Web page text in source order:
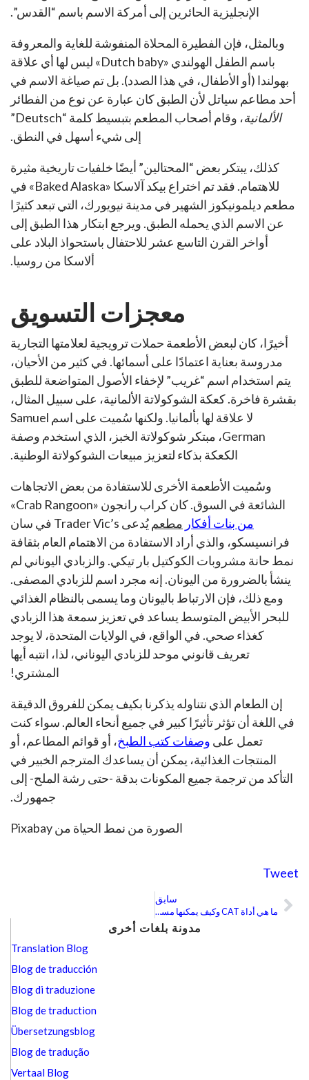
مدونة بلغات أخرى
Translation Blog
Blog de traducción
Blog di traduzione
Blog de traduction
Übersetzungsblog
Blog de tradução
Vertaal Blog
الإنجليزية الحائرين إلى أمركة الاسم باسم “القدس”.
وبالمثل، فإن الفطيرة المحلاة المنفوشة للغاية والمعروفة
باسم الطفل الهولندي «Dutch baby» ليس لها أي علاقة
بهولندا (أو الأطفال، في هذا الصدد). بل تم صياغة الاسم في
أحد مطاعم سياتل لأن الطبق كان عبارة عن نوع من الفطائر
الألمانية
، وقام أصحاب المطعم بتبسيط كلمة “Deutsch”
إلى شيء أسهل في النطق.
كذلك، يبتكر بعض “المحتالين” أيضًا خلفيات تاريخية مثيرة
للاهتمام. فقد تم اختراع بيكد آلاسكا «Baked Alaska» في
مطعم ديلمونيكوز الشهير في مدينة نيويورك، التي تبعد كثيرًا
عن الاسم الذي يحمله الطبق. ويرجع ابتكار هذا الطبق إلى
أواخر القرن التاسع عشر للاحتفال باستحواذ البلاد على
ألاسكا من روسيا.
معجزات التسويق
أخيرًا، كان لبعض الأطعمة حملات ترويجية لعلامتها التجارية
مدروسة بعناية اعتمادًا على أسمائها. في كثير من الأحيان،
يتم استخدام اسم “غريب” لإخفاء الأصول المتواضعة للطبق
بقشرة فاخرة. كعكة الشوكولاتة الألمانية، على سبيل المثال،
لا علاقة لها بألمانيا. ولكنها سُميت على اسم Samuel
German، مبتكر شوكولاتة الخبز، الذي استخدم وصفة
الكعكة بذكاء لتعزيز مبيعات الشوكولاتة الوطنية.
وسُميت الأطعمة الأخرى للاستفادة من بعض الاتجاهات
الشائعة في السوق. كان كراب رانجون «Crab Rangoon»
من بنات أفكار مطعم
يُدعى Trader Vic’s في سان
فرانسيسكو، والذي أراد الاستفادة من الاهتمام العام بثقافة
نمط حانة مشروبات الكوكتيل بار تيكي. والزبادي اليوناني لم
ينشأ بالضرورة من اليونان. إنه مجرد اسم للزبادي المصفى.
ومع ذلك، فإن الارتباط باليونان وما يسمى بالنظام الغذائي
للبحر الأبيض المتوسط يساعد في تعزيز سمعة هذا الزبادي
كغذاء صحي. في الواقع، في الولايات المتحدة، لا يوجد
تعريف قانوني موحد للزبادي اليوناني، لذا، انتبه أيها
المشتري!
إن الطعام الذي نتناوله يذكرنا بكيف يمكن للفروق الدقيقة
في اللغة أن تؤثر تأثيرًا كبير في جميع أنحاء العالم. سواء كنت
تعمل على وصفات كتب الطبخ، أو قوائم المطاعم، أو
المنتجات الغذائية، يمكن أن يساعدك المترجم الخبير في
التأكد من ترجمة جميع المكونات بدقة -حتى رشة الملح- إلى
جمهورك.
الصورة من نمط الحياة من Pixabay
Tweet
Prev سابق
ما هي أداة CAT وكيف يمكنها مساعدة مؤسستك؟